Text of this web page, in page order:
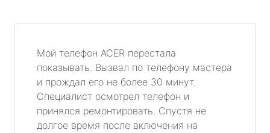
Мой телефон ACER перестала
показывать. Вызвал по телефону мастера
и прождал его не более 30 минут.
Специалист осмотрел телефон и
принялся ремонтировать. Спустя не
долгое время после включения на